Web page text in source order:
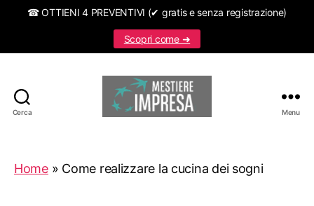
☎ OTTIENI 4 PREVENTIVI (✔ gratis e senza registrazione)
Scopri come ➜
Cerca Menu
Home» Come realizzare la cucina dei sogni